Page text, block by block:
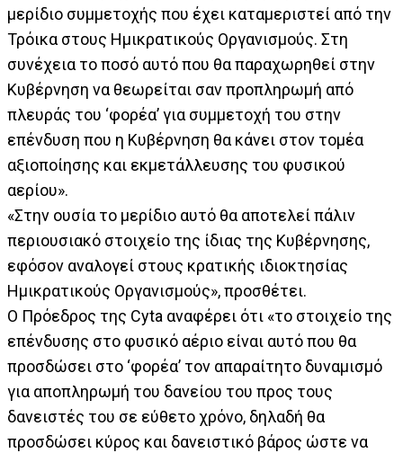
μερίδιο συμμετοχής που έχει καταμεριστεί από την
Τρόικα στους Ημικρατικούς Οργανισμούς. Στη
συνέχεια το ποσό αυτό που θα παραχωρηθεί στην
Κυβέρνηση να θεωρείται σαν προπληρωμή από
πλευράς του ‘φορέα’ για συμμετοχή του στην
επένδυση που η Κυβέρνηση θα κάνει στον τομέα
αξιοποίησης και εκμετάλλευσης του φυσικού
αερίου».
«Στην ουσία το μερίδιο αυτό θα αποτελεί πάλιν
περιουσιακό στοιχείο της ίδιας της Κυβέρνησης,
εφόσον αναλογεί στους κρατικής ιδιοκτησίας
Ημικρατικούς Οργανισμούς», προσθέτει.
Ο Πρόεδρος της Cyta αναφέρει ότι «το στοιχείο της
επένδυσης στο φυσικό αέριο είναι αυτό που θα
προσδώσει στο ‘φορέα’ τον απαραίτητο δυναμισμό
για αποπληρωμή του δανείου του προς τους
δανειστές του σε εύθετο χρόνο, δηλαδή θα
προσδώσει κύρος και δανειστικό βάρος ώστε να